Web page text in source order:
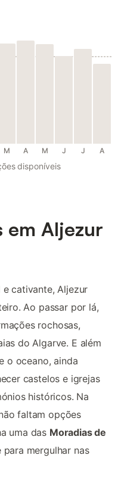
M A M J J A
disponíveis
em Aljezur
cativante, Aljezur
Ao passar por lá,
rochosas,
do Algarve. E além
o oceano, ainda
castelos e igrejas
históricos. Na
faltam opções
uma das Moradias de
para mergulhar nas